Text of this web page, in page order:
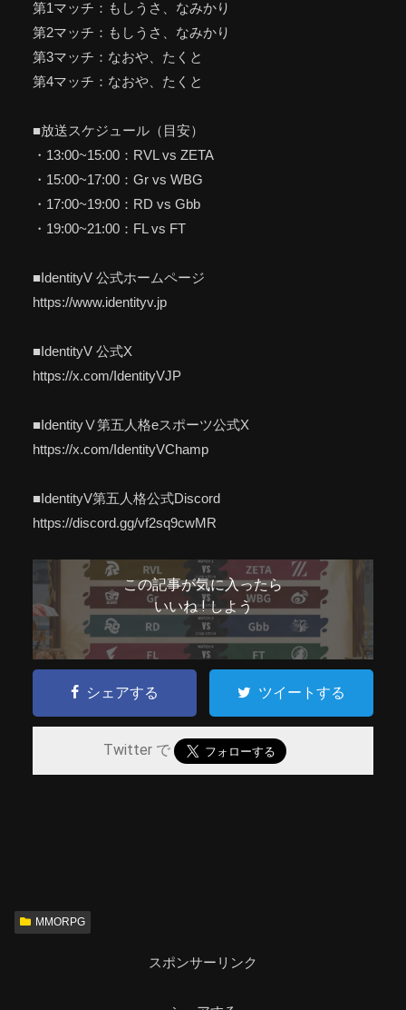
第1マッチ：もしうさ、なみかり
第2マッチ：もしうさ、なみかり
第3マッチ：なおや、たくと
第4マッチ：なおや、たくと
■放送スケジュール（目安）
・13:00​​~15:00​​：RVL vs ZETA
・15:00​​~17:00​​：Gr vs WBG
・17:00​​~19:00​​：RD vs Gbb
・19:00​​~21:00​​：FL vs FT
■IdentityV 公式ホームページ
https://www.identityv.jp
■IdentityV 公式X
https://x.com/IdentityVJP
■IdentityⅤ第五人格eスポーツ公式X
https://x.com/IdentityVChamp
■IdentityV第五人格公式Discord
https://discord.gg/vf2sq9cwMR
この記事が気に入ったら
いいね ! しよう
シェアする ツイートする
Twitter で
MMORPG
スポンサーリンク